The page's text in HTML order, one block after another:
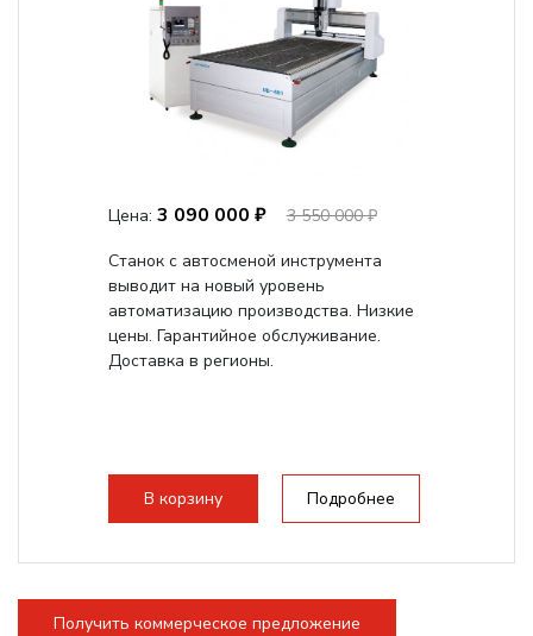
Цена: 3 090 000 ₽
3 550 000 ₽
Станок с автосменой инструмента
выводит на новый уровень
автоматизацию производства. Низкие
цены. Гарантийное обслуживание.
Доставка в регионы.
В корзину Подробнее
Получить коммерческое предложение